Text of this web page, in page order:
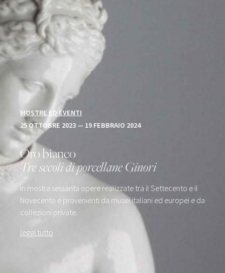
MOSTRE ED EVENTI
25 OTTOBRE 2023 — 19 FEBBRAIO 2024
Oro bianco
Tre secoli di porcellane Ginori
In mostra sessanta opere realizzate tra il Settecento e il
Novecento e provenienti da musei italiani ed europei e da
collezioni private.
leggi tutto